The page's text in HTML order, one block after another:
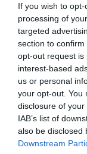
If you wish to
processing of
targeted
section to
opt-out request is
interest-based
us or personal
your opt-out. You
disclosure of
IAB’s list of
also be disclosed
Downstream
Τηλ.: 21
Ακολουθήστε
μάθετε πρώτοι
Δείτε όλα τα
Πολιτισμό στο
Νέοι